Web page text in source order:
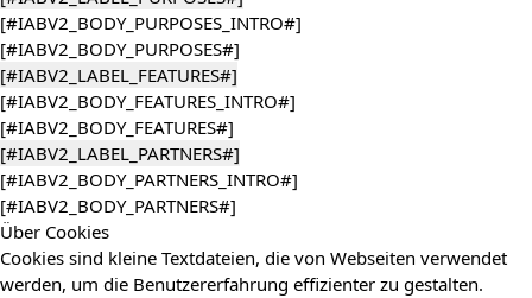
[#IABV2_BODY_PURPOSES_INTRO#]
[#IABV2_BODY_PURPOSES#]
[#IABV2_LABEL_FEATURES#]
[#IABV2_BODY_FEATURES_INTRO#]
[#IABV2_BODY_FEATURES#]
[#IABV2_LABEL_PARTNERS#]
[#IABV2_BODY_PARTNERS_INTRO#]
[#IABV2_BODY_PARTNERS#]
Über Cookies
Cookies sind kleine Textdateien, die von Webseiten verwendet
werden, um die Benutzererfahrung effizienter zu gestalten.